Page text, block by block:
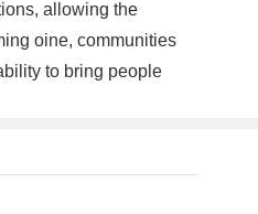
allowing the
oine, communities
to bring people